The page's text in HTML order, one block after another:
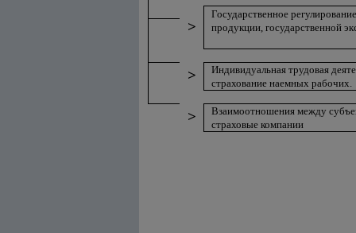
Государственное
продукции, государственной
>
>
Индивидуальная трудовая
страхование наемных рабочих.
>
Взаимоотношения между
страховые компании